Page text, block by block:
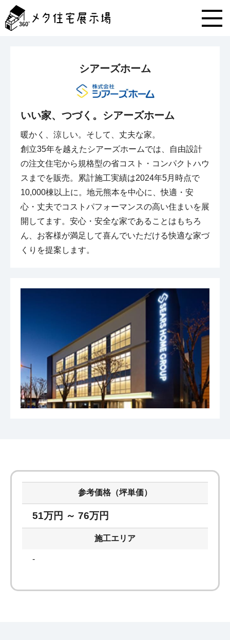
タ
住
シアーズホーム
いい家、つづく。シアーズホーム
暖かく、涼しい。そして、丈夫な家。
創立35年を越えたシアーズホームでは、自由設計
の注文住宅から規格型の省コスト・コンパクトハウ
スまでを販売。累計施工実績は2024年5月時点で
10,000棟以上に。地元熊本を中心に、快適・安
心・丈夫でコストパフォーマンスの高い住まいを展
開してます。安心・安全な家であることはもちろ
ん、お客様が満足して喜んでいただける快適な家づ
くりを提案します。
参考価格（坪単価）
51万円 ～ 76万円
施工エリア
-